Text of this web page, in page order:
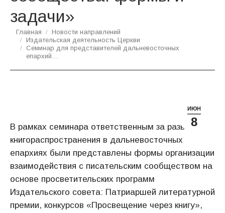
задачи»
Вы здесь:
Главная
Новости направлений
Издательская деятельность Церкви
Семинар для представителей дальневосточных
епархий…
ИЮН
8
В рамках семинара ответственным за развитие
книгораспространения в дальневосточных
епархиях были представлены формы организации
взаимодействия с писательским сообществом на
основе просветительских программ
Издательского совета: Патриаршей литературной
премии, конкурсов «Просвещение через книгу»,